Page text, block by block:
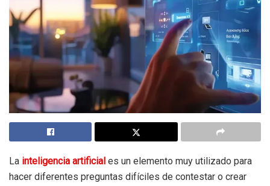
La inteligencia artificial es un elemento muy utilizado para
hacer diferentes preguntas difíciles de contestar o crear